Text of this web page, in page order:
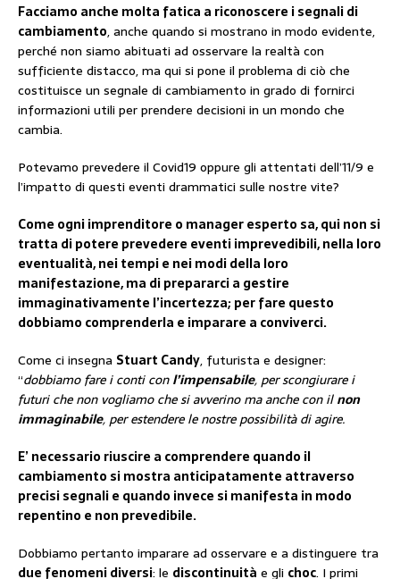
Facciamo anche molta fatica a riconoscere i segnali di
cambiamento, anche quando si mostrano in modo evidente,
perché non siamo abituati ad osservare la realtà con
sufficiente distacco, ma qui si pone il problema di ciò che
costituisce un segnale di cambiamento in grado di fornirci
informazioni utili per prendere decisioni in un mondo che
cambia.
Potevamo prevedere il Covid19 oppure gli attentati dell’11/9 e
l’impatto di questi eventi drammatici sulle nostre vite?
Come ogni imprenditore o manager esperto sa, qui non si
tratta di potere prevedere eventi imprevedibili, nella loro
eventualità, nei tempi e nei modi della loro
manifestazione, ma di prepararci a gestire
immaginativamente l’incertezza; per fare questo
dobbiamo comprenderla e imparare a conviverci.
Come ci insegna Stuart Candy, futurista e designer:
“dobbiamo fare i conti conl’impensabile, per scongiurare i
futuri che non vogliamo che si avverino ma anche con ilnon
immaginabile, per estendere le nostre possibilità di agire.
E’ necessario riuscire a comprendere quando il
cambiamento si mostra anticipatamente attraverso
precisi segnali e quando invece si manifesta in modo
repentino e non prevedibile.
Dobbiamo pertanto imparare ad osservare e a distinguere tra
due fenomeni diversi: le discontinuità e gli choc. I primi